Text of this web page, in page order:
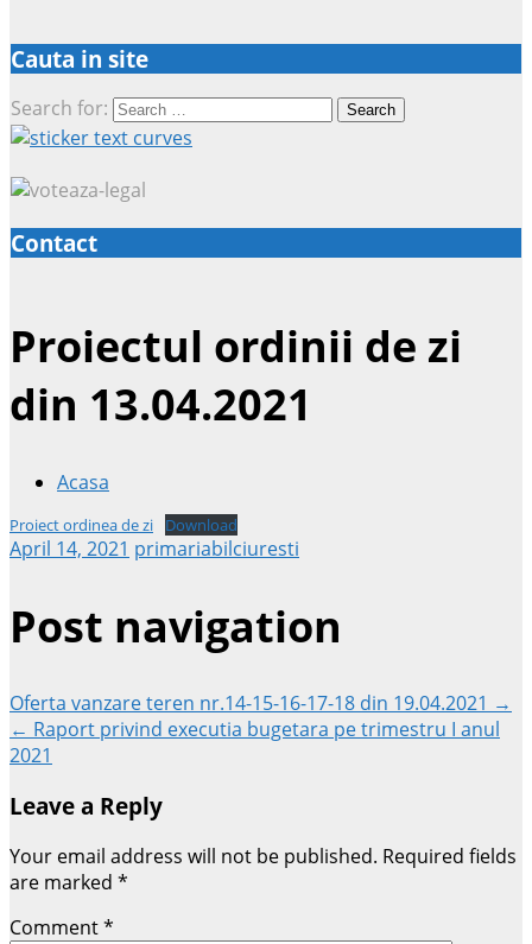
Cauta in site
Search for:
Contact
Proiectul ordinii de zi
din 13.04.2021
Acasa
Proiect ordinea de zi Download
April 14, 2021 primariabilciuresti
Post navigation
Oferta vanzare teren nr.14-15-16-17-18 din 19.04.2021 →
← Raport privind executia bugetara pe trimestru I anul
2021
Leave a Reply
Your email address will not be published. Required fields
are marked *
Comment*